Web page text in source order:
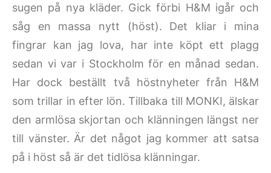
sugen på nya kläder. Gick förbi H&M igår och
såg en massa nytt (höst). Det kliar i mina
fingrar kan jag lova, har inte köpt ett plagg
sedan vi var i Stockholm för en månad sedan.
Har dock beställt två höstnyheter från H&M
som trillar in efter lön. Tillbaka till MONKI, älskar
den armlösa skjortan och klänningen längst ner
till vänster. Är det något jag kommer att satsa
på i höst så är det tidlösa klänningar.